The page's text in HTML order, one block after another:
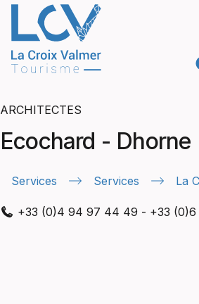
ARCHITECTES
Ecochard - Dhorne
Services Services La
+33 (0)4 94 97 44 49 - +33